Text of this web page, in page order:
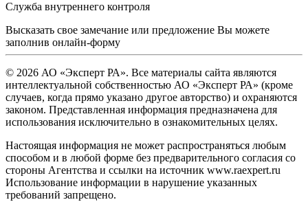
Служба внутреннего контроля
Высказать свое замечание или предложение Вы можете
заполнив онлайн-форму
© 2026 АО «Эксперт РА». Все материалы сайта являются
интеллектуальной собственностью АО «Эксперт РА» (кроме
случаев, когда прямо указано другое авторство) и охраняются
законом. Представленная информация предназначена для
использования исключительно в ознакомительных целях.
Настоящая информация не может распространяться любым
способом и в любой форме без предварительного согласия со
стороны Агентства и ссылки на источник www.raexpert.ru
Использование информации в нарушение указанных
требований запрещено.